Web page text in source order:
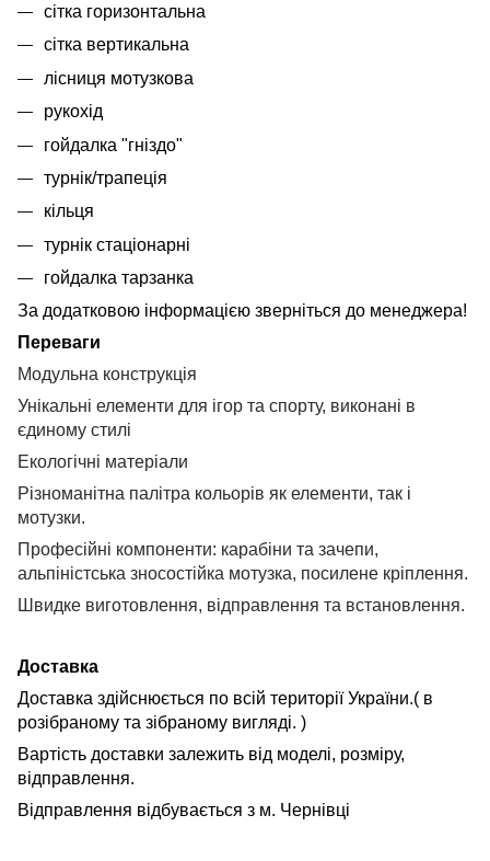
сітка горизонтальна
сітка вертикальна
лісниця мотузкова
рукохід
гойдалка "гніздо"
турнік/трапеція
кільця
турнік стаціонарні
гойдалка тарзанка
За додатковою інформацією зверніться до менеджера!
Переваги
Модульна конструкція
Унікальні елементи для ігор та спорту, виконані в
єдиному стилі
Екологічні матеріали
Різноманітна палітра кольорів як елементи, так і
мотузки.
Професійні компоненти: карабіни та зачепи,
альпіністська зносостійка мотузка, посилене кріплення.
Швидке виготовлення, відправлення та встановлення.
Доставка
Доставка здійснюється по всій території України.( в
розібраному та зібраному вигляді. )
Вартість доставки залежить від моделі, розміру,
відправлення.
Відправлення відбувається з м. Чернівці